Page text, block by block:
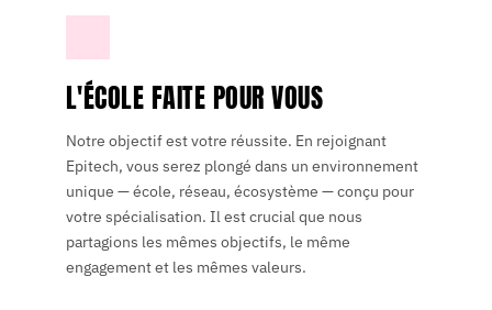
L'ÉCOLE FAITE POUR VOUS
Notre objectif est votre réussite. En rejoignant
Epitech, vous serez plongé dans un environnement
unique — école, réseau, écosystème — conçu pour
votre spécialisation. Il est crucial que nous
partagions les mêmes objectifs, le même
engagement et les mêmes valeurs.